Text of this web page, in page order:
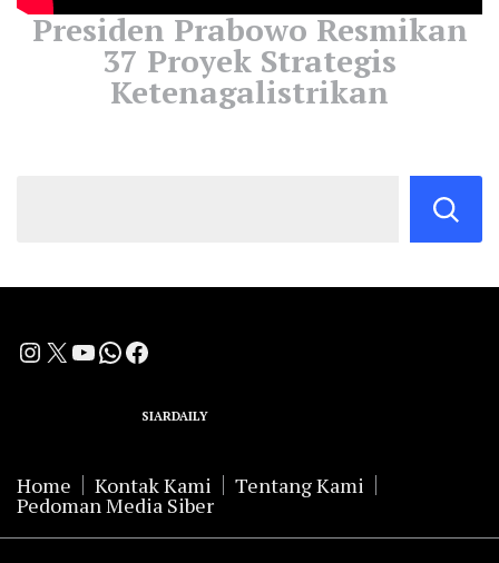
Presiden Prabowo Resmikan
37 Proyek Strategis
Ketenagalistrikan
Instagram
X YouTube
WhatsApp
Facebook
SIARDAILY
Home Kontak Kami Tentang Kami
Pedoman Media Siber